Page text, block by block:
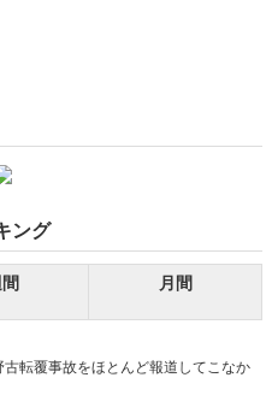
ング
月間
古転覆事故をほとんど報道してこなか